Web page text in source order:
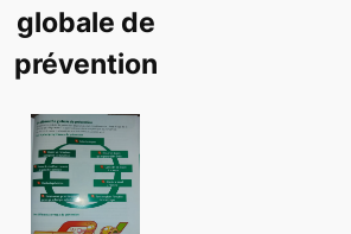
globale de
prévention